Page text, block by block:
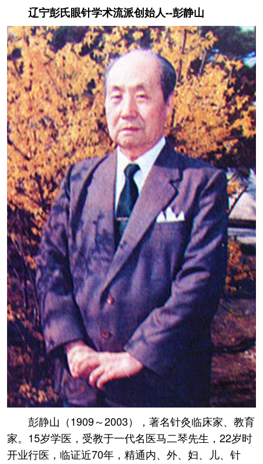
辽宁彭氏眼针学术流派创始人--彭静山
彭静山（1909～2003），著名针灸临床家、教育
家。15岁学医，受教于一代名医马二琴先生，22岁时
开业行医，临证近70年，精通内、外、妇、儿、针